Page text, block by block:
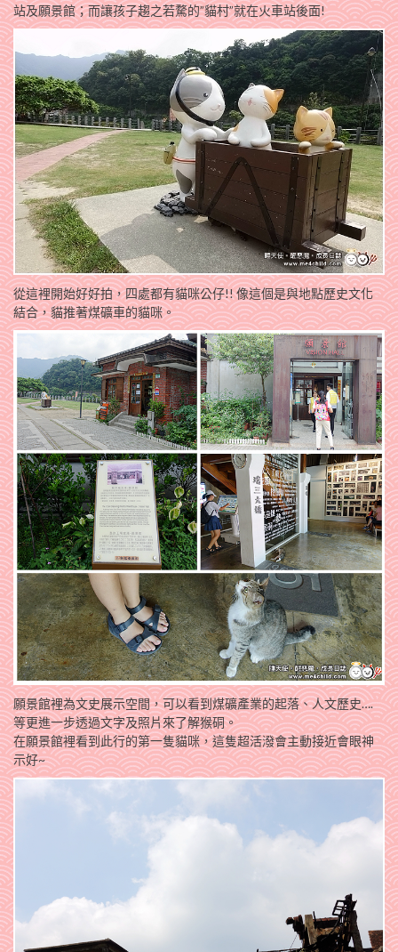
站及願景館；而讓孩子趨之若騖的”貓村”就在火車站後面!
從這裡開始好好拍，四處都有貓咪公仔!! 像這個是與地點歷史文化
結合，貓推著煤礦車的貓咪。
願景館裡為文史展示空間，可以看到煤礦產業的起落、人文歷史….
等更進一步透過文字及照片來了解猴硐。
在願景館裡看到此行的第一隻貓咪，這隻超活潑會主動接近會眼神
示好~